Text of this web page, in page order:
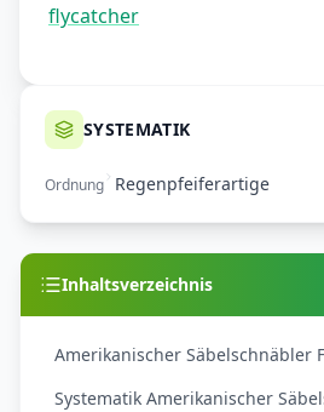
flycatcher
SYSTEMATIK
Ordnung Regenpfeiferartige
Inhaltsverzeichnis
Amerikanischer Säbelschnäbler
Systematik Amerikanischer